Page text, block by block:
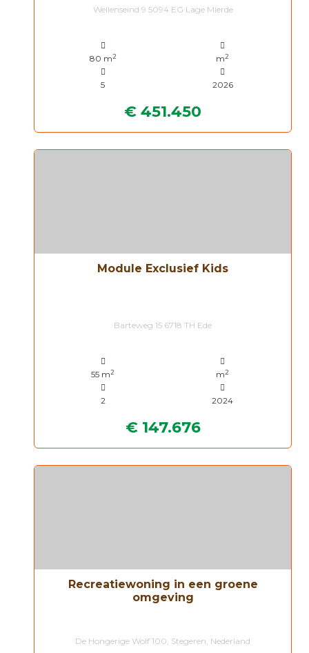
Wellenseind 9 5094 EG Lage Mierde
80 m2 m2
5 2026
€ 451.450
Module Exclusief Kids
Barteweg 15 6718 TH Ede
55 m2 m2
2 2024
€ 147.676
Recreatiewoning in een groene
omgeving
De Hongerige Wolf 100, Stegeren, Nederland